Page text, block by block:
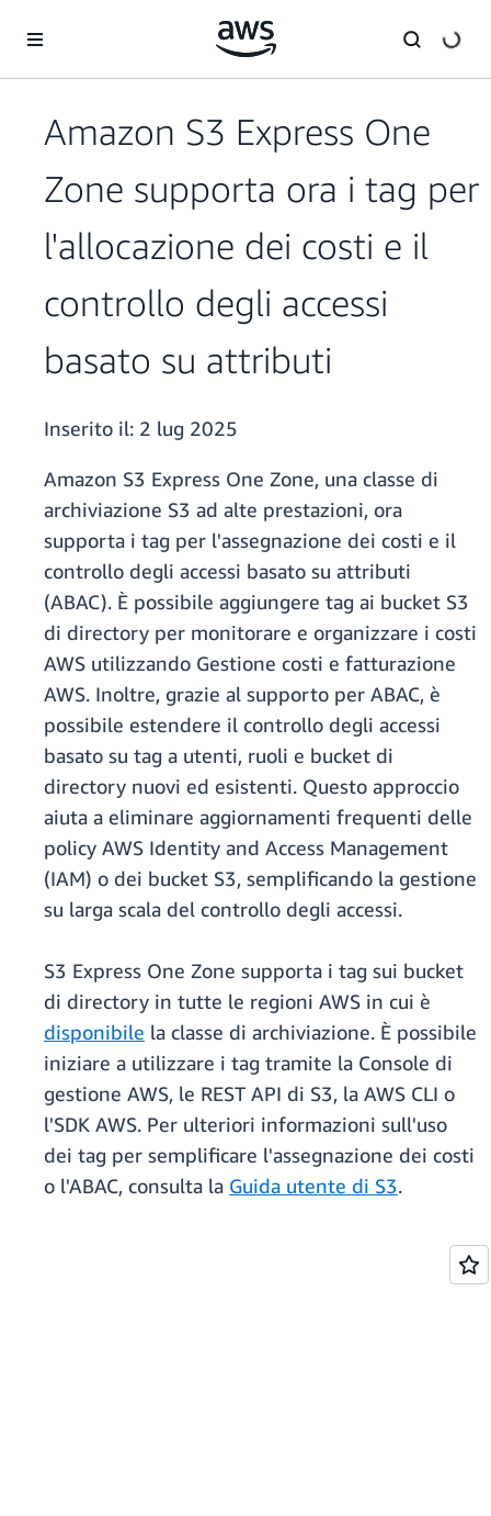
Amazon S3 Express One
Zone supporta ora i tag per
l'allocazione dei costi e il
controllo degli accessi
basato su attributi
Inserito il: 2 lug 2025
Amazon S3 Express One Zone, una classe di
archiviazione S3 ad alte prestazioni, ora
supporta i tag per l'assegnazione dei costi e il
controllo degli accessi basato su attributi
(ABAC). È possibile aggiungere tag ai bucket S3
di directory per monitorare e organizzare i costi
AWS utilizzando Gestione costi e fatturazione
AWS. Inoltre, grazie al supporto per ABAC, è
possibile estendere il controllo degli accessi
basato su tag a utenti, ruoli e bucket di
directory nuovi ed esistenti. Questo approccio
aiuta a eliminare aggiornamenti frequenti delle
policy AWS Identity and Access Management
(IAM) o dei bucket S3, semplificando la gestione
su larga scala del controllo degli accessi.
S3 Express One Zone supporta i tag sui bucket
di directory in tutte le regioni AWS in cui è
disponibile la classe di archiviazione. È possibile
iniziare a utilizzare i tag tramite la Console di
gestione AWS, le REST API di S3, la AWS CLI o
l'SDK AWS. Per ulteriori informazioni sull'uso
dei tag per semplificare l'assegnazione dei costi
o l'ABAC, consulta la Guida utente di S3.